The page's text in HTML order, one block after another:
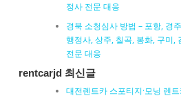
정사 전문 대응
경북 소청심사 방법 – 포항, 경
행정사, 상주, 칠곡, 봉화, 구미,
전문 대응
rentcarjd 최신글
대전렌트카 스포티지·모닝 렌